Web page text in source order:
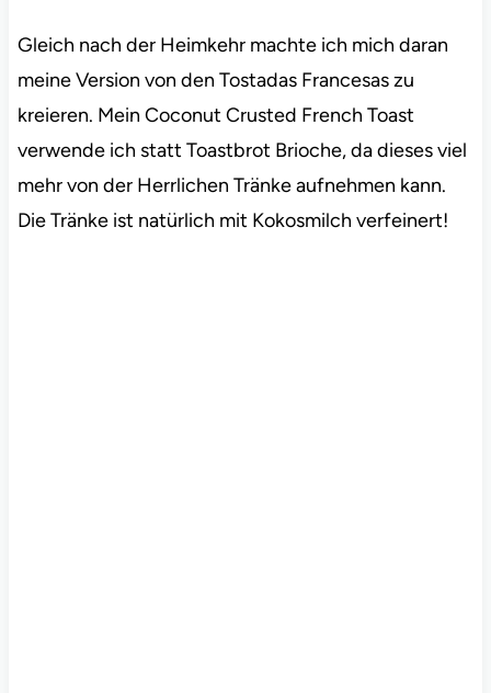
Gleich nach der Heimkehr machte ich mich daran
meine Version von den Tostadas Francesas zu
kreieren. Mein Coconut Crusted French Toast
verwende ich statt Toastbrot Brioche, da dieses viel
mehr von der Herrlichen Tränke aufnehmen kann.
Die Tränke ist natürlich mit Kokosmilch verfeinert!